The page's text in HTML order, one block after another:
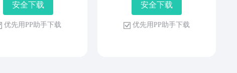
安 全 下 载
优 先 用 P P 助 手 下 载
安 全 下 载
优 先 用 P P 助 手 下 载